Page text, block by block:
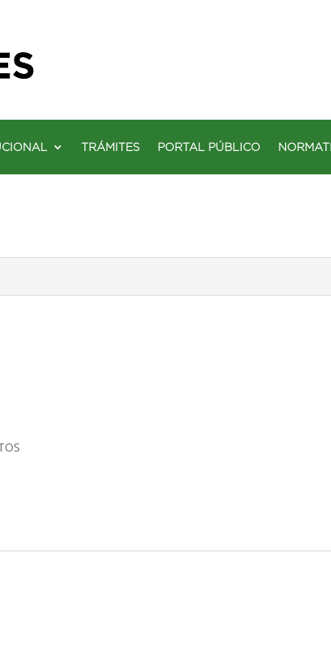
TRÁMITES PORTAL PÚBLICO